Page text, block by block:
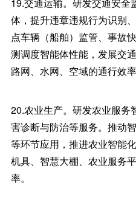
体，提升违章违规行为识别
点车辆（船舶）监管、事故
测调度智能体性能，发展交
路网、水网、空域的通行效率
20.农业生产。研发农业服务
害诊断与防治等服务。推动
等环节应用，推进农业智能
机具、智慧大棚、农业服务
率。